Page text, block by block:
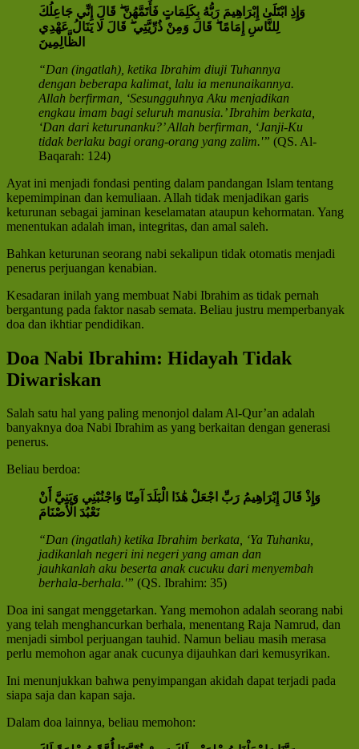
وَإِذِ ابْتَلَىٰ إِبْرَاهِيمَ رَبُّهُ بِكَلِمَاتٍ فَأَتَمَّهُنَّ ۖ قَالَ إِنِّي جَاعِلُكَ
لِلنَّاسِ إِمَامًا ۖ قَالَ وَمِنْ ذُرِّيَّتِي ۖ قَالَ لَا يَنَالُ عَهْدِي
الظَّالِمِينَ
“Dan (ingatlah), ketika Ibrahim diuji Tuhannya
dengan beberapa kalimat, lalu ia menunaikannya.
Allah berfirman, ‘Sesungguhnya Aku menjadikan
engkau imam bagi seluruh manusia.’ Ibrahim berkata,
‘Dan dari keturunanku?’ Allah berfirman, ‘Janji-Ku
tidak berlaku bagi orang-orang yang zalim.'” (QS. Al-
Baqarah: 124)
Ayat ini menjadi fondasi penting dalam pandangan Islam tentang
kepemimpinan dan kemuliaan. Allah tidak menjadikan garis
keturunan sebagai jaminan keselamatan ataupun kehormatan. Yang
menentukan adalah iman, integritas, dan amal saleh.
Bahkan keturunan seorang nabi sekalipun tidak otomatis menjadi
penerus perjuangan kenabian.
Kesadaran inilah yang membuat Nabi Ibrahim as tidak pernah
bergantung pada faktor nasab semata. Beliau justru memperbanyak
doa dan ikhtiar pendidikan.
Doa Nabi Ibrahim: Hidayah Tidak
Diwariskan
Salah satu hal yang paling menonjol dalam Al-Qur’an adalah
banyaknya doa Nabi Ibrahim as yang berkaitan dengan generasi
penerus.
Beliau berdoa:
وَإِذْ قَالَ إِبْرَاهِيمُ رَبِّ اجْعَلْ هَٰذَا الْبَلَدَ آمِنًا وَاجْنُبْنِي وَبَنِيَّ أَنْ
نَعْبُدَ الْأَصْنَامَ
“Dan (ingatlah) ketika Ibrahim berkata, ‘Ya Tuhanku,
jadikanlah negeri ini negeri yang aman dan
jauhkanlah aku beserta anak cucuku dari menyembah
berhala-berhala.'” (QS. Ibrahim: 35)
Doa ini sangat menggetarkan. Yang memohon adalah seorang nabi
yang telah menghancurkan berhala, menentang Raja Namrud, dan
menjadi simbol perjuangan tauhid. Namun beliau masih merasa
perlu memohon agar anak cucunya dijauhkan dari kemusyrikan.
Ini menunjukkan bahwa penyimpangan akidah dapat terjadi pada
siapa saja dan kapan saja.
Dalam doa lainnya, beliau memohon: